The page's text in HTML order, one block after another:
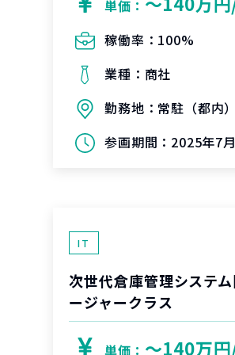
単価：
稼働率： 100%
業種： 商社
勤務地： 常駐（都内）
参画期間： 2025年7
IT
次世代倉庫管理システ
ージャークラス
単価： 〜140万